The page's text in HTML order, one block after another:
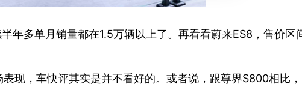
年多单月销量都在1.5万辆以上了。再看看蔚来ES8，售价
现，车快评其实是并不看好的。或者说，跟尊界S800相比